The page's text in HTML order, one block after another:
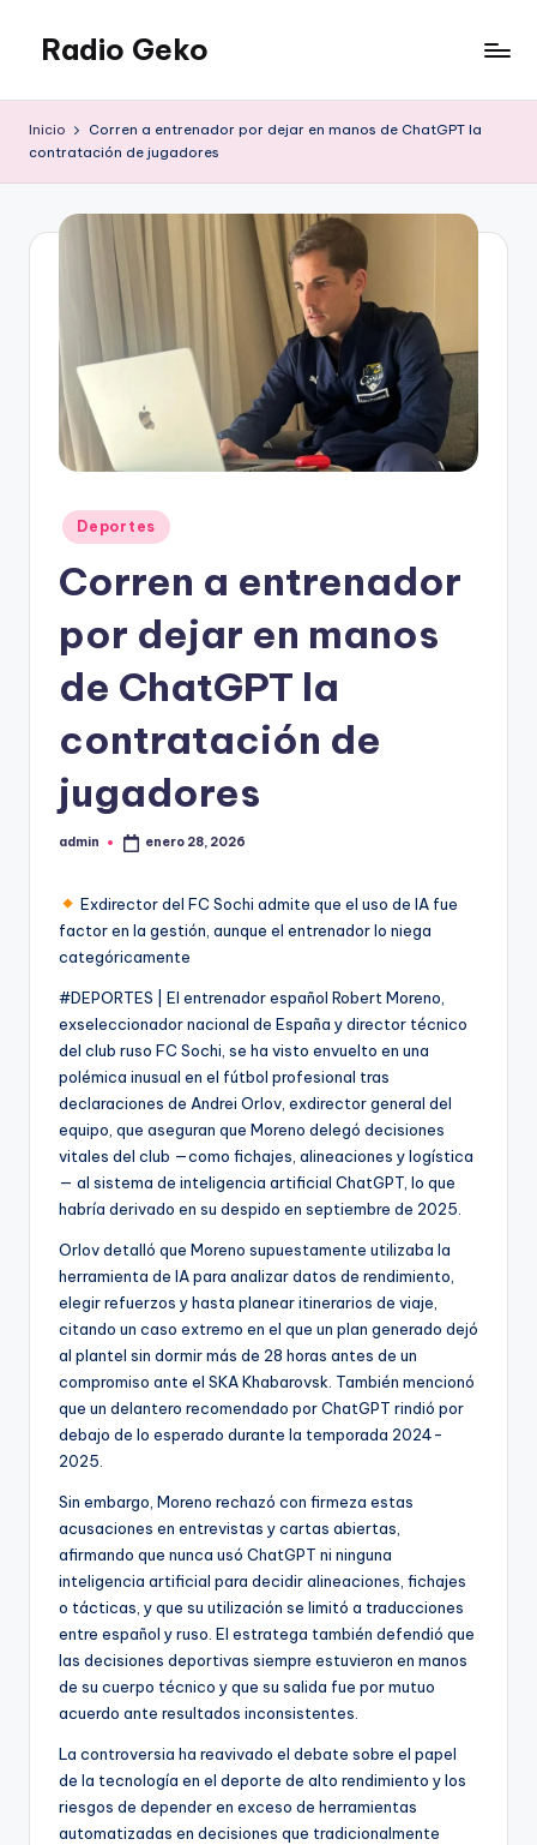
Saltar
contenido
Radio Geko
Inicio
Corren a entrenador por dejar en manos de ChatGPT la
contratación de jugadores
Publicado
en
Deportes
Corren a entrenador
por dejar en manos
de ChatGPT la
contratación de
jugadores
Publicado
admin enero 28, 2026
Exdirector del FC Sochi admite que el uso de IA fue
factor en la gestión, aunque el entrenador lo niega
categóricamente
#DEPORTES | El entrenador español Robert Moreno,
exseleccionador nacional de España y director técnico
del club ruso FC Sochi, se ha visto envuelto en una
polémica inusual en el fútbol profesional tras
declaraciones de Andrei Orlov, exdirector general del
equipo, que aseguran que Moreno delegó decisiones
vitales del club —como fichajes, alineaciones y logística
— al sistema de inteligencia artificial ChatGPT, lo que
habría derivado en su despido en septiembre de 2025.
Orlov detalló que Moreno supuestamente utilizaba la
herramienta de IA para analizar datos de rendimiento,
elegir refuerzos y hasta planear itinerarios de viaje,
citando un caso extremo en el que un plan generado dejó
al plantel sin dormir más de 28 horas antes de un
compromiso ante el SKA Khabarovsk. También mencionó
que un delantero recomendado por ChatGPT rindió por
debajo de lo esperado durante la temporada 2024-
2025.
Sin embargo, Moreno rechazó con firmeza estas
acusaciones en entrevistas y cartas abiertas,
afirmando que nunca usó ChatGPT ni ninguna
inteligencia artificial para decidir alineaciones, fichajes
o tácticas, y que su utilización se limitó a traducciones
entre español y ruso. El estratega también defendió que
las decisiones deportivas siempre estuvieron en manos
de su cuerpo técnico y que su salida fue por mutuo
acuerdo ante resultados inconsistentes.
La controversia ha reavivado el debate sobre el papel
de la tecnología en el deporte de alto rendimiento y los
riesgos de depender en exceso de herramientas
automatizadas en decisiones que tradicionalmente